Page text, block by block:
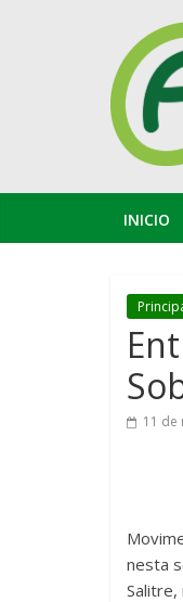
INICIO
11 de
nesta